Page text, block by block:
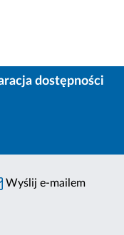
dostępności
Wyślij e-mailem